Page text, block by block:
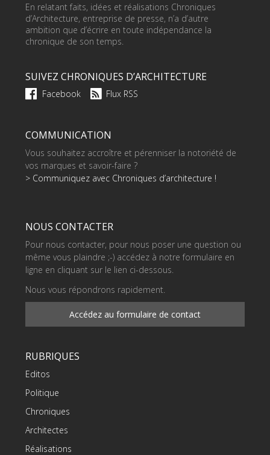
En relatant faits, idées et réalisations Chroniques
d’Architecture, entreprise de presse, n’a d’autre
ambition que d’écrire en toute indépendance la
chronique de son temps.
SUIVEZ CHRONIQUES D’ARCHITECTURE
Facebook Flux RSS
COMMUNICATION
Vous souhaitez accroître et pérenniser la notoriété de
vos marques et savoir-faire ?
> Communiquez avec Chroniques d’architecture !
NOUS CONTACTER
Pour nous contacter, pour nous poser une question ou
même vous plaindre ;-) accédez à notre formulaire en
ligne en cliquant sur le lien ci-dessous.
Nous vous répondrons rapidement.
Accédez au formulaire de contact
RUBRIQUES
Editos
Politique
Chroniques
Architectes
Réalisations